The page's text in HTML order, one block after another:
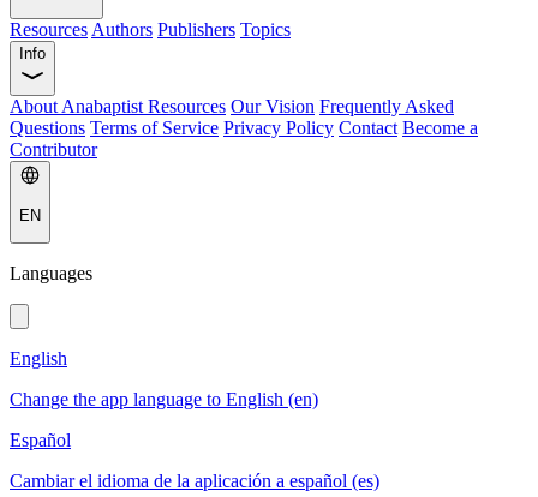
Resources Authors Publishers Topics
Info
About Anabaptist Resources Our Vision Frequently Asked
Questions Terms of Service Privacy Policy Contact Become a
Contributor
EN
Languages
English
Change the app language to English (en)
Español
Cambiar el idioma de la aplicación a español (es)